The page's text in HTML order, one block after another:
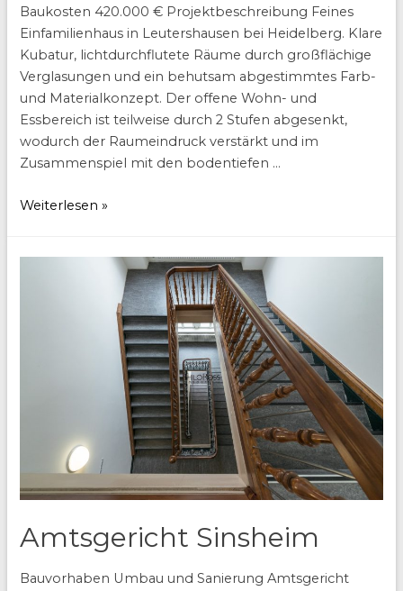
Baukosten 420.000 € Projektbeschreibung Feines
Einfamilienhaus in Leutershausen bei Heidelberg. Klare
Kubatur, lichtdurchflutete Räume durch großflächige
Verglasungen und ein behutsam abgestimmtes Farb-
und Materialkonzept. Der offene Wohn- und
Essbereich ist teilweise durch 2 Stufen abgesenkt,
wodurch der Raumeindruck verstärkt und im
Zusammenspiel mit den bodentiefen …
Haus
Weiterlesen »
Amtsgericht Sinsheim
Bauvorhaben Umbau und Sanierung Amtsgericht